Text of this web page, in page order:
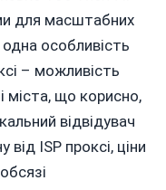
для масштабних
особливість
– можливість
міста, що корисно,
відвідувач
від ISP проксі, ціни